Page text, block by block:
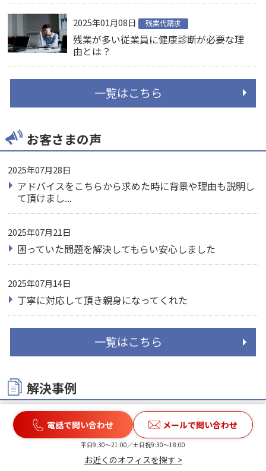
2025年01月08日 残業代請求
残業が多い従業員に健康診断が必要な理
由とは？
一覧はこちら
お客さまの声
2025年07月28日
アドバイスをこちらから求めた時に背景や理由も説明し
て頂けまし...
2025年07月21日
困っていた問題を解決してもらい安心しました
2025年07月14日
丁寧に対応して頂き親身になってくれた
一覧はこちら
解決事例
2026年03月11日 不当解雇・退職勧奨
勤め先から、納得できない理由で突然の強制解雇！訴訟
電話で問い合わせ メールで問い合わせ
平日9:30〜21:00／土日祝9:30〜18:00
お近くのオフィスを探す >